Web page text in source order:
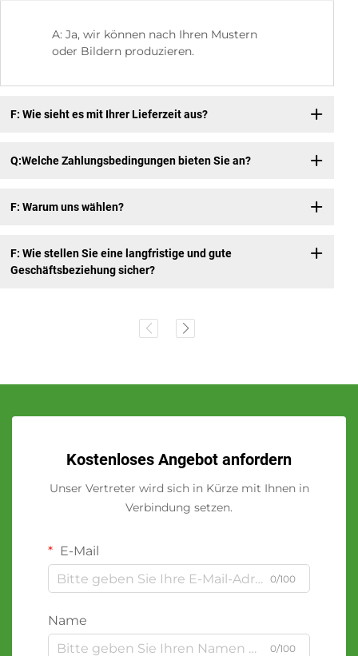
A: Ja, wir können nach Ihren Mustern
oder Bildern produzieren.
F: Wie sieht es mit Ihrer Lieferzeit aus?
Q:Welche Zahlungsbedingungen bieten Sie an?
F: Warum uns wählen?
F: Wie stellen Sie eine langfristige und gute
Geschäftsbeziehung sicher?
Kostenloses Angebot anfordern
Unser Vertreter wird sich in Kürze mit Ihnen in
Verbindung setzen.
E-Mail
0/100
Name
0/100